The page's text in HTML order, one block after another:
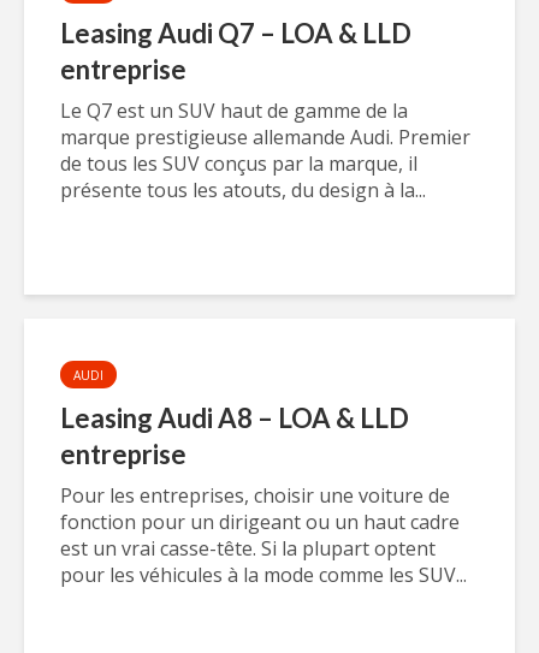
Leasing Audi Q7 – LOA & LLD
entreprise
Le Q7 est un SUV haut de gamme de la
marque prestigieuse allemande Audi. Premier
de tous les SUV conçus par la marque, il
présente tous les atouts, du design à la...
AUDI
Leasing Audi A8 – LOA & LLD
entreprise
Pour les entreprises, choisir une voiture de
fonction pour un dirigeant ou un haut cadre
est un vrai casse-tête. Si la plupart optent
pour les véhicules à la mode comme les SUV...